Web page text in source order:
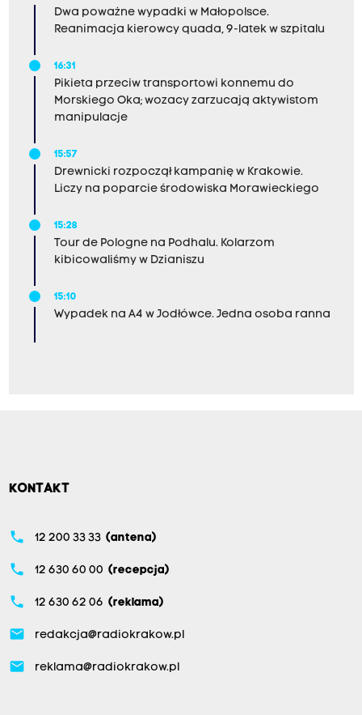
Dwa poważne wypadki w Małopolsce.
Reanimacja kierowcy quada, 9-latek w szpitalu
16:31
Pikieta przeciw transportowi konnemu do
Morskiego Oka; wozacy zarzucają aktywistom
manipulacje
15:57
Drewnicki rozpoczął kampanię w Krakowie.
Liczy na poparcie środowiska Morawieckiego
15:28
Tour de Pologne na Podhalu. Kolarzom
kibicowaliśmy w Dzianiszu
15:10
Wypadek na A4 w Jodłówce. Jedna osoba ranna
KONTAKT
phone 12 200 33 33 (antena)
phone 12 630 60 00 (recepcja)
phone 12 630 62 06 (reklama)
email redakcja@radiokrakow.pl
email reklama@radiokrakow.pl